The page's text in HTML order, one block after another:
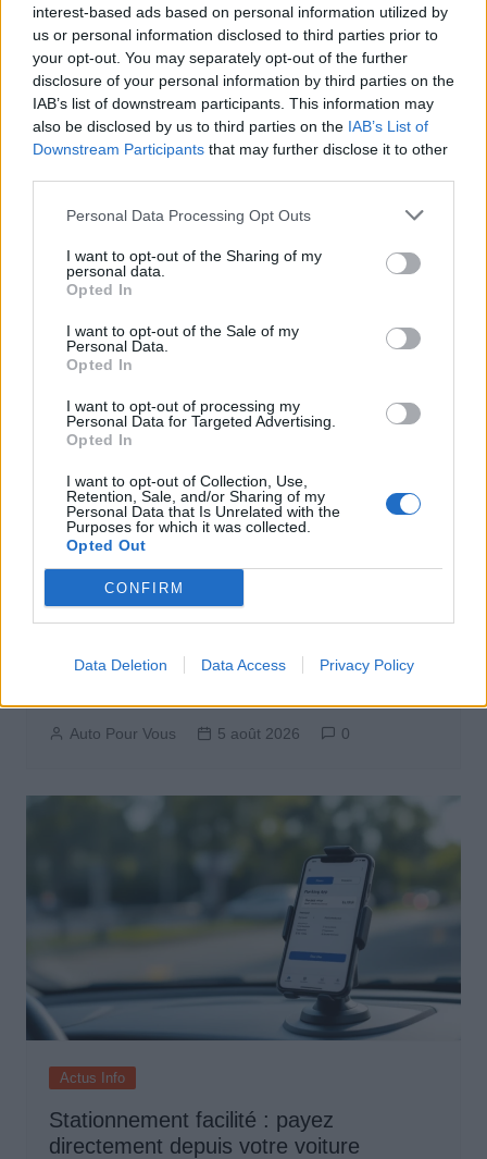
interest-based ads based on personal information utilized by
us or personal information disclosed to third parties prior to
your opt-out. You may separately opt-out of the further
disclosure of your personal information by third parties on the
IAB’s list of downstream participants. This information may
also be disclosed by us to third parties on the IAB’s List of
Downstream Participants that may further disclose it to other
Personal Data Processing Opt Outs
I want to opt-out of the Sharing of my
personal data.
Opted In
I want to opt-out of the Sale of my
Personal Data.
Opted In
I want to opt-out of processing my
Personal Data for Targeted Advertising.
Opted In
I want to opt-out of Collection, Use,
Retention, Sale, and/or Sharing of my
Personal Data that Is Unrelated with the
Purposes for which it was collected.
Opted Out
CONFIRM
Data Deletion Data Access Privacy Policy
Vitesse folle à Marseille : Une Mercedes
flashée à 221 km/h
Auto Pour Vous
Leasing Automobile
Leasing social 2026 : Peugeot
Auto Pour Vous 5 août 2026 0
Actus Info
Stationnement facilité : payez
directement depuis votre voiture